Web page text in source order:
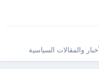
والمقالات السياسية